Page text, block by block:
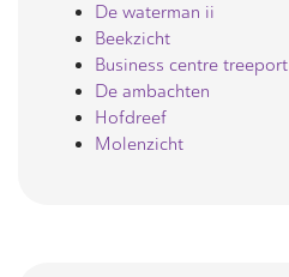
De waterman ii
Beekzicht
Business centre treeport
De ambachten
Hofdreef
Molenzicht